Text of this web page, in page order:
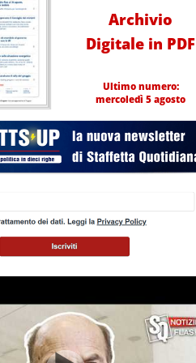
2002 alle 14.15.
PROGETTO SULCIS'
Archivio
Digitale in PDF
Ultimo numero:
mercoledì 5 agosto